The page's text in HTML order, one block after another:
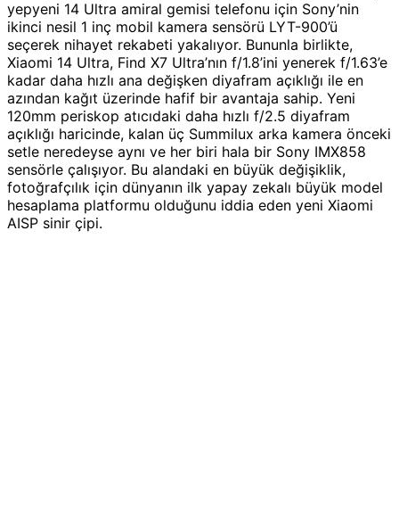
yepyeni 14 Ultra amiral gemisi telefonu için Sony’nin
ikinci nesil 1 inç mobil kamera sensörü LYT-900’ü
seçerek nihayet rekabeti yakalıyor. Bununla birlikte,
Xiaomi 14 Ultra, Find X7 Ultra’nın f/1.8’ini yenerek f/1.63’e
kadar daha hızlı ana değişken diyafram açıklığı ile en
azından kağıt üzerinde hafif bir avantaja sahip. Yeni
120mm periskop atıcıdaki daha hızlı f/2.5 diyafram
açıklığı haricinde, kalan üç Summilux arka kamera önceki
setle neredeyse aynı ve her biri hala bir Sony IMX858
sensörle çalışıyor. Bu alandaki en büyük değişiklik,
fotoğrafçılık için dünyanın ilk yapay zekalı büyük model
hesaplama platformu olduğunu iddia eden yeni Xiaomi
AISP sinir çipi.